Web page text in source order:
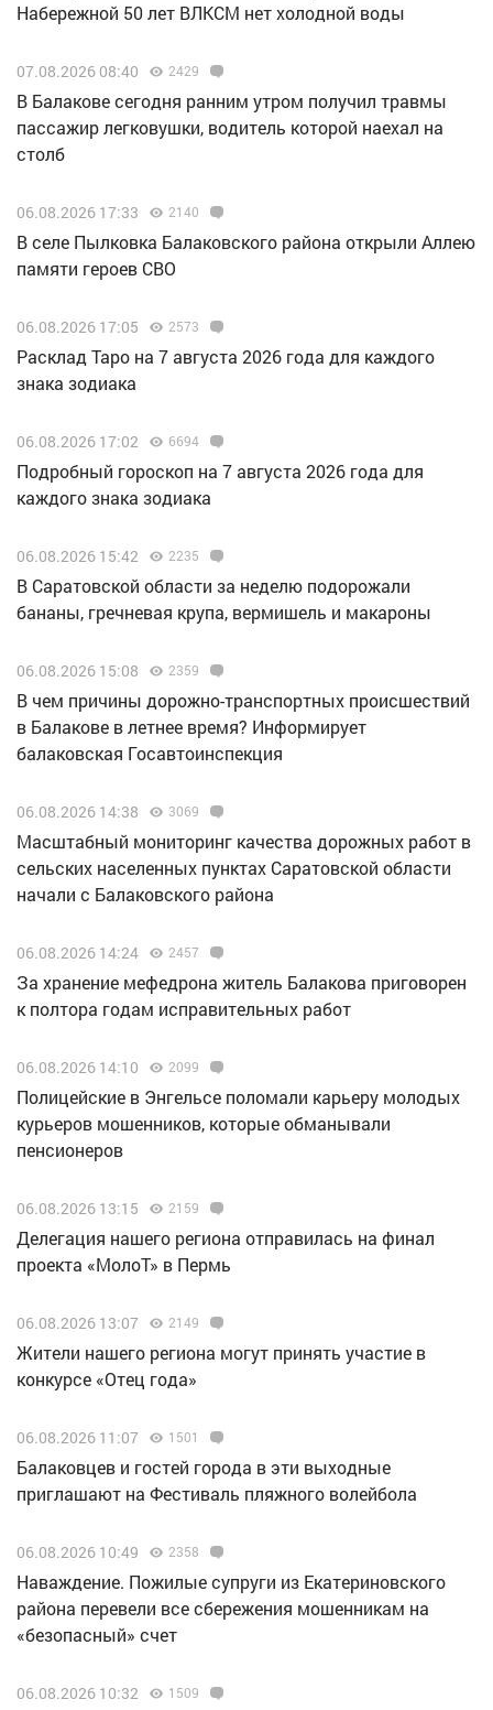
Набережной 50 лет ВЛКСМ нет холодной воды
07.08.2026 08:40 2429
В Балакове сегодня ранним утром получил травмы
пассажир легковушки, водитель которой наехал на
столб
06.08.2026 17:33 2140
В селе Пылковка Балаковского района открыли Аллею
памяти героев СВО
06.08.2026 17:05 2573
Расклад Таро на 7 августа 2026 года для каждого
знака зодиака
06.08.2026 17:02 6694
Подробный гороскоп на 7 августа 2026 года для
каждого знака зодиака
06.08.2026 15:42 2235
В Саратовской области за неделю подорожали
бананы, гречневая крупа, вермишель и макароны
06.08.2026 15:08 2359
В чем причины дорожно-транспортных происшествий
в Балакове в летнее время? Информирует
балаковская Госавтоинспекция
06.08.2026 14:38 3069
Масштабный мониторинг качества дорожных работ в
сельских населенных пунктах Саратовской области
начали с Балаковского района
06.08.2026 14:24 2457
За хранение мефедрона житель Балакова приговорен
к полтора годам исправительных работ
06.08.2026 14:10 2099
Полицейские в Энгельсе поломали карьеру молодых
курьеров мошенников, которые обманывали
пенсионеров
06.08.2026 13:15 2159
Делегация нашего региона отправилась на финал
проекта «МолоТ» в Пермь
06.08.2026 13:07 2149
Жители нашего региона могут принять участие в
конкурсе «Отец года»
06.08.2026 11:07 1501
Балаковцев и гостей города в эти выходные
приглашают на Фестиваль пляжного волейбола
06.08.2026 10:49 2358
Наваждение. Пожилые супруги из Екатериновского
района перевели все сбережения мошенникам на
«безопасный» счет
06.08.2026 10:32 1509